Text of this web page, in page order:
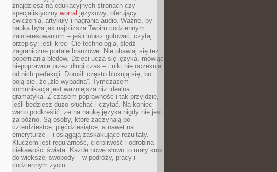
znajdziesz na edukacyjnych stronach czy
specjalistyczny wortal językowy, oferujący
ćwiczenia, artykuły i nagrania audio. Ważne, by
nauka była jak najbliższa Twoim codziennym
zainteresowaniom – jeśli lubisz gotować, czytaj
przepisy; jeśli kręci Cię technologia, śledź
zagraniczne portale branżowe. Nie obawiaj się też
popełniania błędów. Dzieci uczą się języka, mówiąc
niepoprawnie przez długi czas – i nikt nie oczekuje
od nich perfekcji. Dorośli często blokują się, bo
boją się, że „źle wypadną”. Tymczasem
komunikacja jest ważniejsza niż idealna
gramatyka. Z czasem poprawność i tak przyjdzie,
jeśli będziesz dużo słuchać i czytać. Na koniec
warto podkreślić, że na naukę języka nigdy nie jest
za późno. Są osoby, które zaczynają po
czterdziestce, pięćdziesiątce, a nawet na
emeryturze – i osiągają zaskakujące rezultaty.
Kluczem jest regularność, cierpliwość i odrobina
ciekawości świata. Każde nowe słowo to mały krok
do większej swobody – w podróży, pracy i
codziennym życiu.